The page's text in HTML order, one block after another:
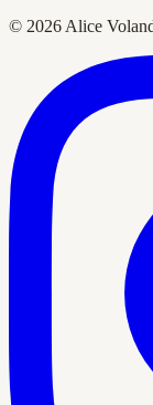
© 2026 Alice